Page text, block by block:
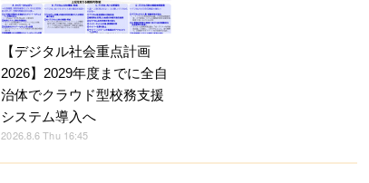
【デジタル社会重点計画
2026】2029年度までに全自
治体でクラウド型校務支援
システム導入へ
2026.8.6 Thu 16:45